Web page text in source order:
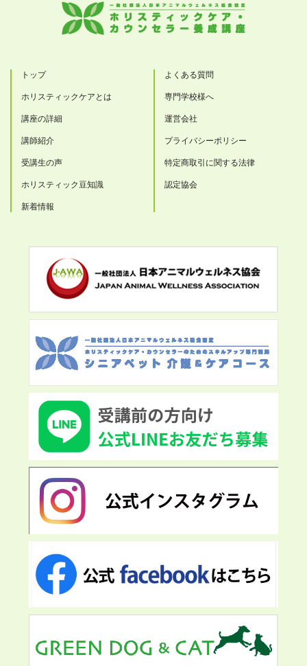
トップ
ホリスティックケアとは
講座の詳細
講師紹介
受講生の声
ホリスティック豆知識
新着情報
よくある質問
専門学校様へ
運営会社
プライバシーポリシー
特定商取引に関する法律
認定協会